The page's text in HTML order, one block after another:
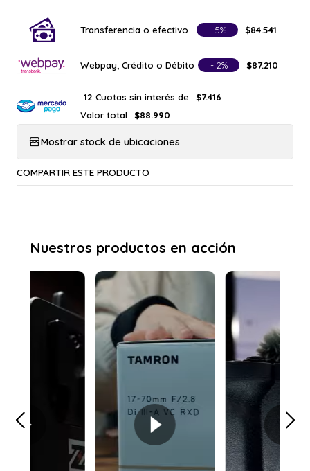
Transferencia o efectivo - 5% $84.541
Webpay, Crédito o Débito - 2% $87.210
12 Cuotas sin interés de
$7.416
Valor total
$88.990
Mostrar stock de ubicaciones
COMPARTIR ESTE PRODUCTO